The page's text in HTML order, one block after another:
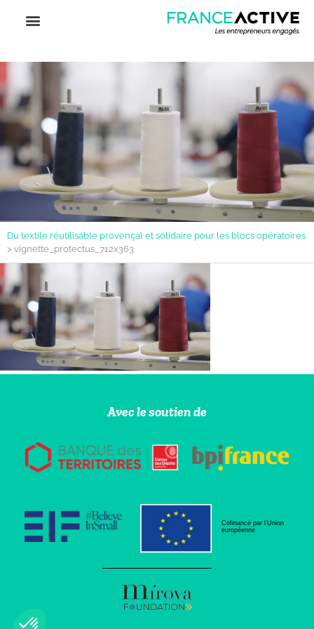
Du textile réutilisable provençal et solidaire pour les blocs opératoires
> vignette_protectus_712x363
Avec le soutien de
Cofinancé par l’Union
européenne